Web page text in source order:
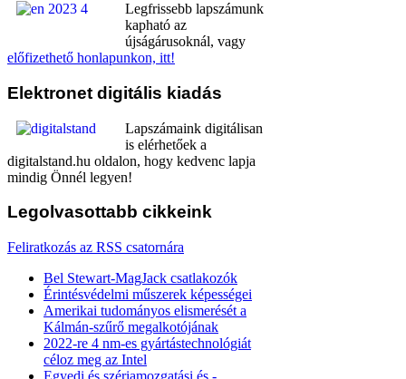
Legfrissebb lapszámunk
kapható az
újságárusoknál, vagy
előfizethető honlapunkon, itt!
Elektronet digitális kiadás
Lapszámaink digitálisan
is elérhetőek a
digitalstand.hu oldalon, hogy kedvenc lapja
mindig Önnél legyen!
Legolvasottabb cikkeink
Feliratkozás az RSS csatornára
Bel Stewart-MagJack csatlakozók
Érintésvédelmi műszerek képességei
Amerikai tudományos elismerését a
Kálmán-szűrő megalkotójának
2022-re 4 nm-es gyártástechnológiát
céloz meg az Intel
Egyedi és szériamozgatási és -